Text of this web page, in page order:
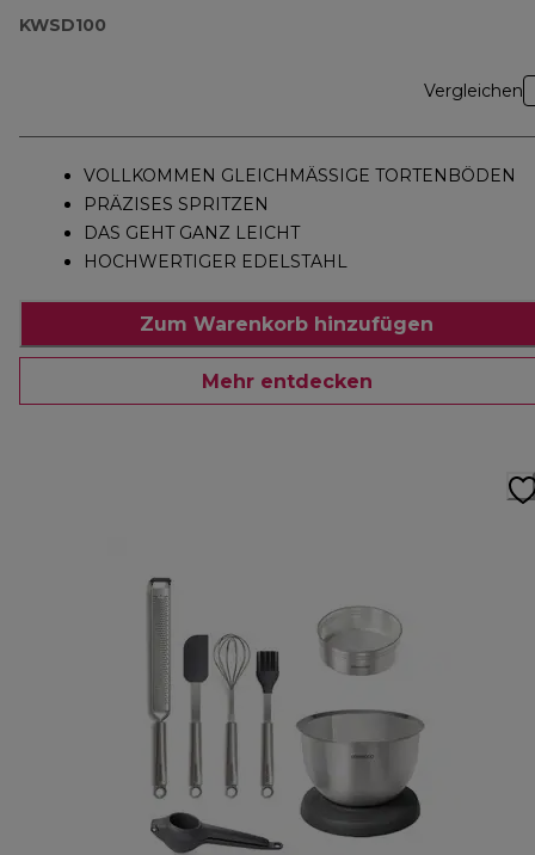
KWSD100
Vergleichen
VOLLKOMMEN GLEICHMÄSSIGE TORTENBÖDEN
PRÄZISES SPRITZEN
DAS GEHT GANZ LEICHT
HOCHWERTIGER EDELSTAHL
Zum Warenkorb hinzufügen
Mehr entdecken